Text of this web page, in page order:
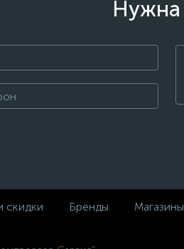
Нужна
скидки Бренды Магазины